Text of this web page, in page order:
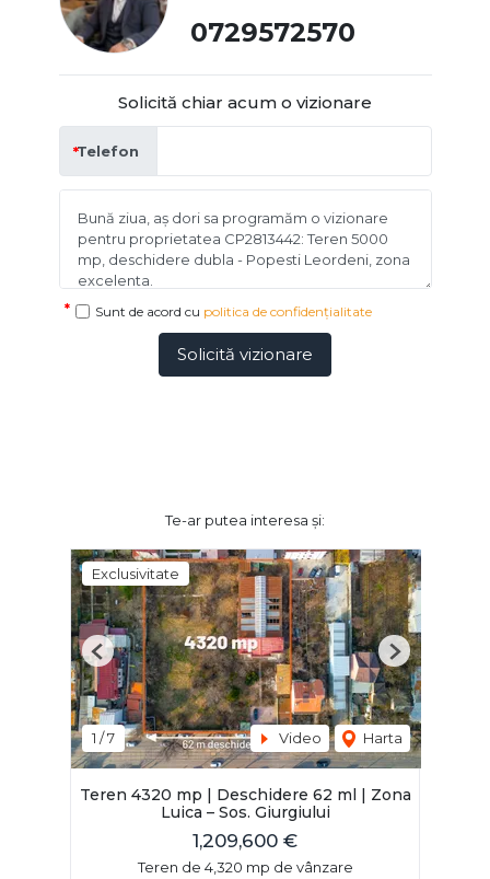
0729572570
Solicită chiar acum o vizionare
Telefon
Sunt de acord cu politica de confidențialitate
Solicită vizionare
Te-ar putea interesa și:
Exclusivitate
1 /7 Video Harta
Previous Next
Teren 4320 mp | Deschidere 62 ml | Zona
Luica – Sos. Giurgiului
1,209,600 €
Teren de 4,320 mp de vânzare